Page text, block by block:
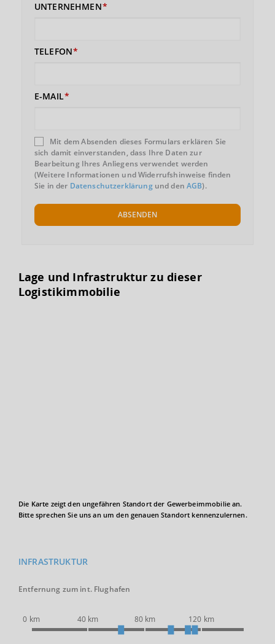
UNTERNEHMEN
TELEFON
E-MAIL
Mit dem Absenden dieses Formulars erklären Sie
sich damit einverstanden, dass Ihre Daten zur
Bearbeitung Ihres Anliegens verwendet werden
(Weitere Informationen und Widerrufshinweise finden
Sie in der Datenschutzerklärungund denAGB).
ABSENDEN
Lage und Infrastruktur zu dieser
Logistikimmobilie
Die Karte zeigt den ungefähren Standort der Gewerbeimmobilie an.
Bitte sprechen Sie uns an um den genauen Standort kennenzulernen.
INFRASTRUKTUR
Entfernung zum int. Flughafen
0 km 40 km 80 km 120 km